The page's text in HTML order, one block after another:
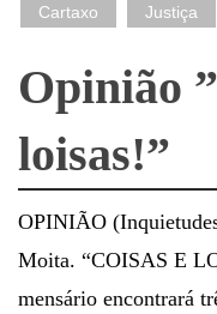
Cartaxo Justiça
Opinião
loisas!”
OPINIÃO
Moita. “COISAS E
mensário encontrará